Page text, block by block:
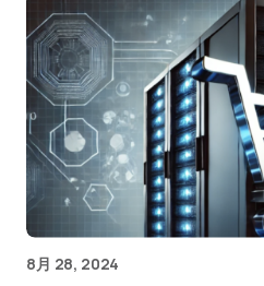
8月 28, 2024